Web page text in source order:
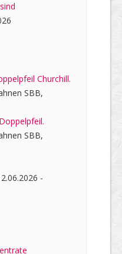
Churchill.
SBB,
SBB,
-